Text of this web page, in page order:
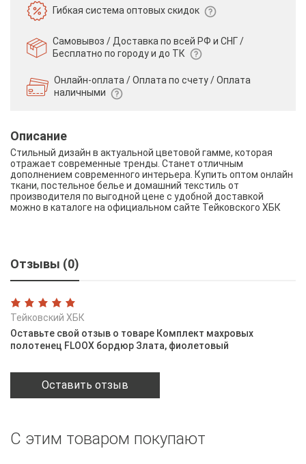
Гибкая системаоптовых скидок
Самовывоз / Доставка по всей РФ и СНГ /
Бесплатно по городу и до ТК
Онлайн-оплата / Оплата по счету /Оплата
наличными
Описание
Стильный дизайн в актуальной цветовой гамме, которая
отражает современные тренды. Станет отличным
дополнением современного интерьера. Купить оптом онлайн
ткани, постельное белье и домашний текстиль от
производителя по выгодной цене с удобной доставкой
можно в каталоге на официальном сайте Тейковского ХБК
Отзывы (0)
Тейковский ХБК
Оставьте свой отзыв о товаре Комплект махровых
полотенец FLOOX бордюр Злата, фиолетовый
Оставить отзыв
С этим товаром покупают